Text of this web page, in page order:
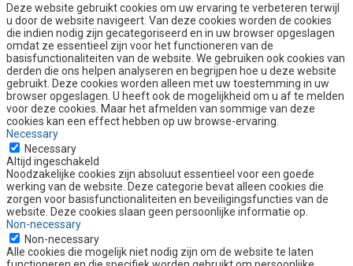
Deze website gebruikt cookies om uw ervaring te verbeteren terwijl
u door de website navigeert. Van deze cookies worden de cookies
die indien nodig zijn gecategoriseerd en in uw browser opgeslagen
omdat ze essentieel zijn voor het functioneren van de
basisfunctionaliteiten van de website. We gebruiken ook cookies van
derden die ons helpen analyseren en begrijpen hoe u deze website
gebruikt. Deze cookies worden alleen met uw toestemming in uw
browser opgeslagen. U heeft ook de mogelijkheid om u af te melden
voor deze cookies. Maar het afmelden van sommige van deze
cookies kan een effect hebben op uw browse-ervaring.
Necessary
Necessary
Altijd ingeschakeld
Noodzakelijke cookies zijn absoluut essentieel voor een goede
werking van de website. Deze categorie bevat alleen cookies die
zorgen voor basisfunctionaliteiten en beveiligingsfuncties van de
website. Deze cookies slaan geen persoonlijke informatie op.
Non-necessary
Non-necessary
Alle cookies die mogelijk niet nodig zijn om de website te laten